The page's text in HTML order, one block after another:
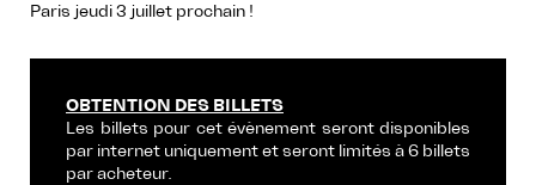
Paris jeudi 3 juillet prochain !
OBTENTION DES BILLETS
Les billets pour cet évènement seront disponibles
par internet uniquement et seront limités à 6 billets
par acheteur.